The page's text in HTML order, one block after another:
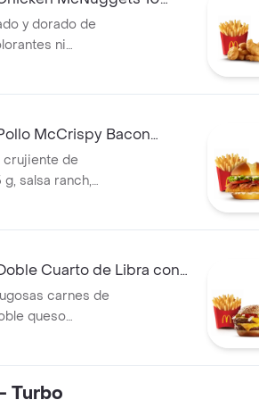
y dorado de
ni
McCrispy Bacon
crujiente de
salsa ranch,
fresca y
Cuarto de Libra con
carnes de
queso
pepinillos,
Turbo